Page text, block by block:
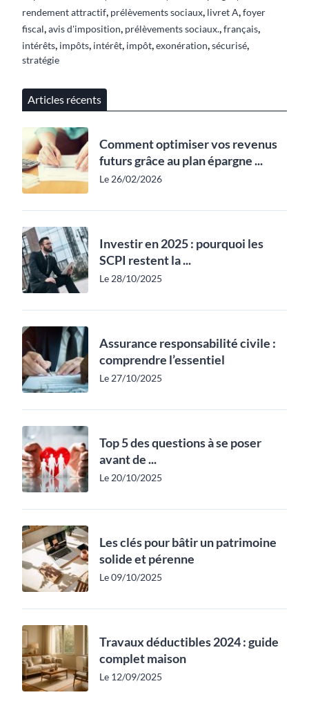
rendement attractif prélèvements sociaux livret A foyer
fiscal avis d'imposition prélèvements sociaux. français
intérêts impôts intérêt impôt exonération sécurisé
stratégie
Articles récents
Comment optimiser vos revenus
futurs grâce au plan épargne ...
Le 26/02/2026
Investir en 2025 : pourquoi les
SCPI restent la ...
Le 28/10/2025
Assurance responsabilité civile :
comprendre l’essentiel
Le 27/10/2025
Top 5 des questions à se poser
avant de ...
Le 20/10/2025
Les clés pour bâtir un patrimoine
solide et pérenne
Le 09/10/2025
Travaux déductibles 2024 : guide
complet maison
Le 12/09/2025